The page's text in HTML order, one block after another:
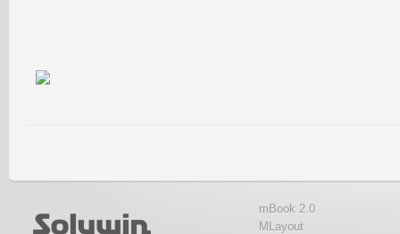
mBook 2.0
MLayout